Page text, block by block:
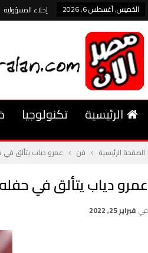
الخميس, أغسطس 6, 2026 إخلاء المسؤولية
الرئيسية تكنولوجيا
الصفحة الرئيسية فن عمرو دياب يتألق في
عمرو دياب يتألق في
في فبراير 25, 2022